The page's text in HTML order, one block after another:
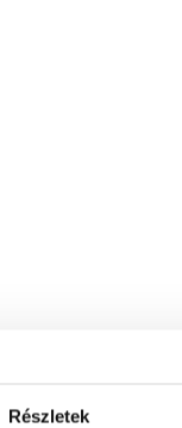
Részletek